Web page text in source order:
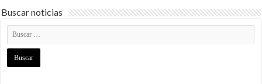
Buscar noticias